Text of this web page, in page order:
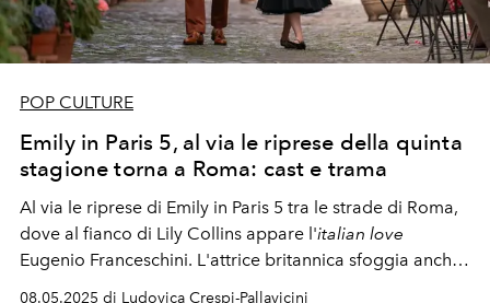
POP CULTURE
Emily in Paris 5, al via le riprese della quinta
stagione torna a Roma: cast e trama
Al via le riprese di Emily in Paris 5 tra le strade di Roma,
dove al fianco di Lily Collins appare l'italian love
Eugenio Franceschini. L'attrice britannica sfoggia anche
08.05.2025 di Ludovica Crespi-Pallavicini